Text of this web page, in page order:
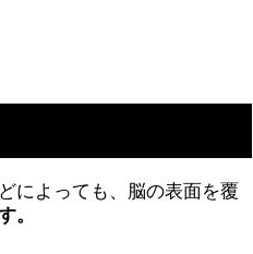
によっても、脳の表面を覆
。